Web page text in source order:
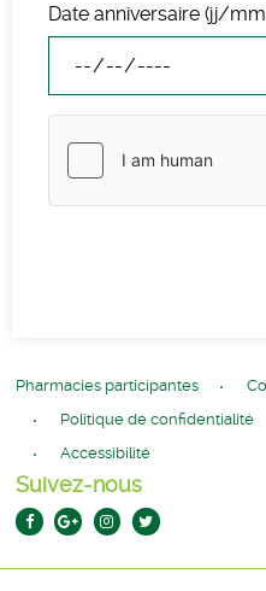
Date anniversaire (jj/
Pharmacies participantes
Politique de confidentialité
Accessibilité
Suivez-nous
Facebook:
googleinstagram:
Twitter: